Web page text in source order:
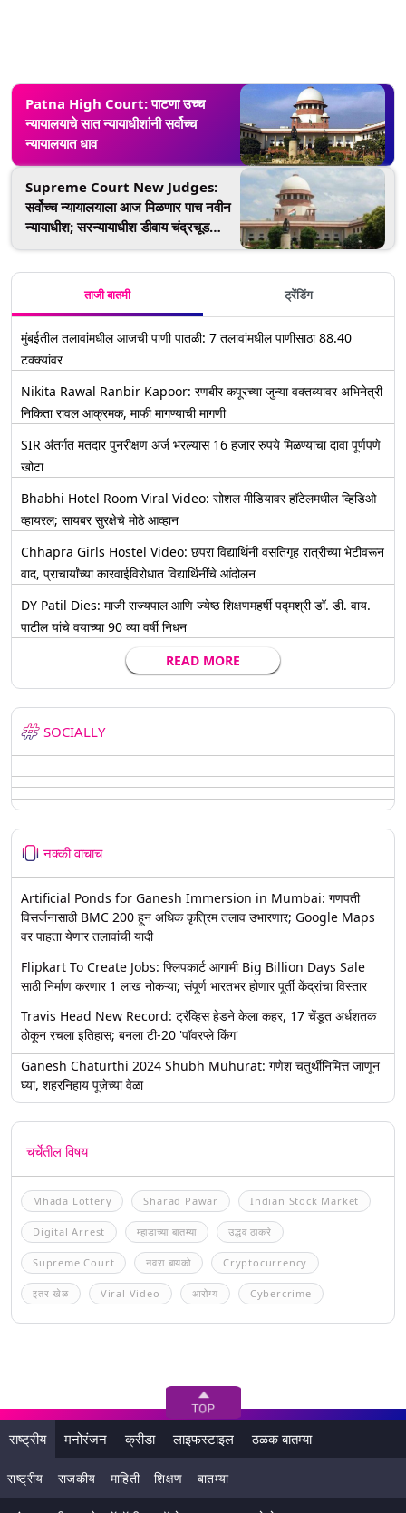
Patna High Court: पाटणा उच्च
न्यायालयाचे सात न्यायाधीशांनी सर्वोच्च
न्यायालयात धाव
Supreme Court New Judges:
सर्वोच्च न्यायालयाला आज मिळणार पाच नवीन
न्यायाधीश; सरन्यायाधीश डीवाय चंद्रचूड
ताजी बातमी ट्रेंडिंग
मुंबईतील तलावांमधील आजची पाणी पातळी: 7 तलावांमधील पाणीसाठा 88.40
टक्क्यांवर
Nikita Rawal Ranbir Kapoor: रणबीर कपूरच्या जुन्या वक्तव्यावर अभिनेत्री
निकिता रावल आक्रमक, माफी मागण्याची मागणी
SIR अंतर्गत मतदार पुनरीक्षण अर्ज भरल्यास 16 हजार रुपये मिळण्याचा दावा पूर्णपणे
खोटा
Bhabhi Hotel Room Viral Video: सोशल मीडियावर हॉटेलमधील व्हिडिओ
व्हायरल; सायबर सुरक्षेचे मोठे आव्हान
Chhapra Girls Hostel Video: छपरा विद्यार्थिनी वसतिगृह रात्रीच्या भेटीवरून
वाद, प्राचार्यांच्या कारवाईविरोधात विद्यार्थिनींचे आंदोलन
DY Patil Dies: माजी राज्यपाल आणि ज्येष्ठ शिक्षणमहर्षी पद्मश्री डॉ. डी. वाय.
पाटील यांचे वयाच्या 90 व्या वर्षी निधन
READ MORE
SOCIALLY
नक्की वाचाच
Artificial Ponds for Ganesh Immersion in Mumbai: गणपती
विसर्जनासाठी BMC 200 हून अधिक कृत्रिम तलाव उभारणार; Google Maps
वर पाहता येणार तलावांची यादी
Flipkart To Create Jobs: फ्लिपकार्ट आगामी Big Billion Days Sale
साठी निर्माण करणार 1 लाख नोकऱ्या; संपूर्ण भारतभर होणार पूर्ती केंद्रांचा विस्तार
Travis Head New Record: ट्रॅव्हिस हेडने केला कहर, 17 चेंडूत अर्धशतक
ठोकून रचला इतिहास; बनला टी-20 'पॉवरप्ले किंग'
Ganesh Chaturthi 2024 Shubh Muhurat: गणेश चतुर्थीनिमित्त जाणून
घ्या, शहरनिहाय पूजेच्या वेळा
चर्चेतील विषय
Mhada Lottery Sharad Pawar Indian Stock Market
Digital Arrest म्हाडाच्या बातम्या उद्धव ठाकरे
Supreme Court नवरा बायको Cryptocurrency
इतर खेळ Viral Video आरोग्य Cybercrime
राष्ट्रीय मनोरंजन क्रीडा लाइफस्टाइल ठळक बातम्या
राष्ट्रीय राजकीय माहिती शिक्षण बातम्या